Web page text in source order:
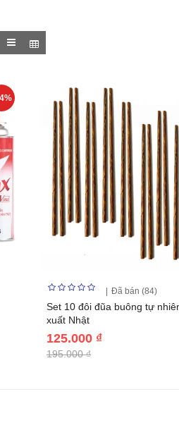
Đã bán (84)
Set 10 đôi đũa buông tự
xuất Nhật
125.000 ₫
195.000 ₫